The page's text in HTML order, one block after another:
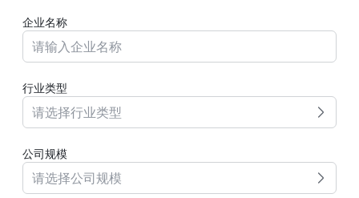
企业名称
行业类型
请选择行业类型
公司规模
请选择公司规模